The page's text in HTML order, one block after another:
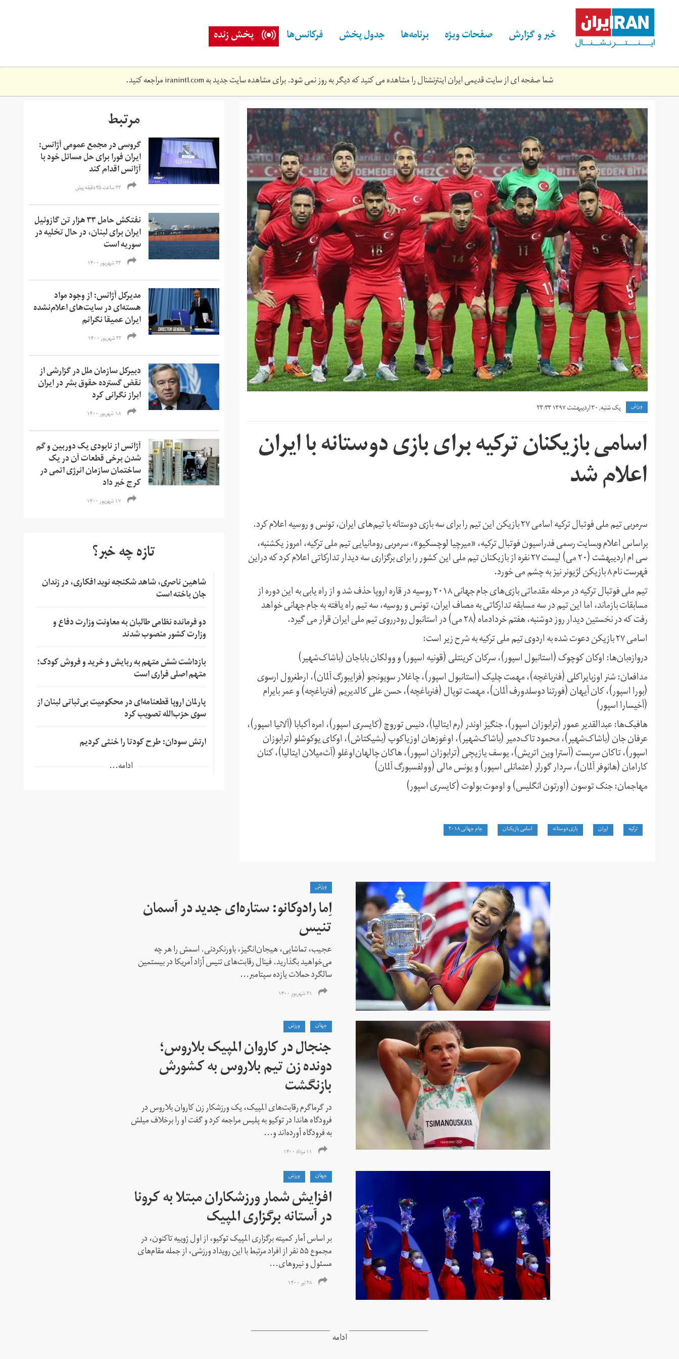
content خبر و گزارش صفحات ویژه برنامه‌ها جدول پخش فرکانس‌ها پخش زنده
شما صفحه ای از سایت قدیمی ایران اینترنشنال را مشاهده می کنید که دیگر به روز نمی شود. برای مشاهده سایت جدید بهiranintl.comمراجعه کنید.
thumbs_b_c_b1570c9450f547c2ea1dbd77ad6177a8.jpg
ورزش یک شنبه, ۳۰ اردیبهشت ۱۳۹۷ ۲۳:۳۳
اسامی بازیکنان ترکیه برای بازی دوستانه با ایران
اعلام شد
سرمربی تیم ملی فوتبال ترکیه اسامی ۲۷ بازیکن این تیم را برای سه بازی دوستانه با تیم‌های ایران، تونس و روسیه اعلام کرد.
براساس اعلام وبسایت رسمی فدراسیون فوتبال ترکیه، «میرچیا لوچسکیو»، سرمربی رومانیایی تیم ملی ترکیه، امروز یکشنبه،
سی ام اردیبهشت (۲۰ می) لیست ۲۷ نفره از بازیکنان تیم ملی این کشور را برای برگزاری سه دیدار تدارکاتی اعلام کرد که دراین
فهرست نام ۸ بازیکن لژیونر نیز به چشم می خورد.
تیم ملی فوتبال ترکیه در مرحله مقدماتی بازی‌های جام جهانی ۲۰۱۸ روسیه در قاره اروپا حذف شد و از راه یابی به این دوره از
مسابقات بازماند، اما این تیم در سه مسابقه تدارکاتی به مصاف ایران، تونس و روسیه، سه تیم راه یافته به جام جهانی خواهد
رفت که در نخستین دیدار روز دوشنبه، هفتم خردادماه (۲۸ می) در استانبول رودرروی تیم ملی ایران قرار می گیرد.
اسامی ۲۷ بازیکن دعوت شده به اردوی تیم ملی ترکیه به شرح زیر است:
دروازه‌بان‌ها: اوکان کوچوک (استانبول اسپور)، سرکان کرینتلی (قونیه اسپور) و وولکان باباجان (باشاک‌شهیر)
مدافعان: شنر اوزبایراکلی (فنرباغچه)، مهمت چلیک (استانبول اسپور)، چاغلار سویونجو (فرایبورگ آلمان)، ارطغرول ارسوی
(بورا اسپور)، کان آیهان (فورتنا دوسلدورف آلمان)، مهمت توپال (فنرباغچه)، حسن علی کالدیریم (فنرباغچه) و عمر بایرام
(آخیسارا اسپور)
هافبک‌ها: عبدالقدیر عمور (ترابوزان اسپور)، جنگیز اوندر (رم ایتالیا)، دنیس توروچ (کایسری اسپور)، امره آکبابا (آلانیا اسپور)،
عرفان جان (باشاک‌شهیر)، محمود تاک‌دمیر (باشاک‌شهیر)، اوغوزهان اوزیاکوپ (بشیکتاش)، اوکای یوکوشلو (ترابوزان
اسپور)، تاکان سربست (آسترا وین اتریش)، یوسف یازیچی (ترابوزان اسپور)، هاکان چالهان‌اوغلو (آث‌میلان ایتالیا)، کنان
کارامان (هانوفر آلمان)، سردار گورلر (عثمانلی اسپور) و یونس مالی (وولفسبورگ آلمان)
مهاجمان: جنک توسون (اورتون انگلیس) و اوموت بولوت (کایسری اسپور)
ترکیه ایران بازی دوستانه اسامی بازیکنان جام جهانی ۲۰۱۸
مرتبط
گروسی در مجمع عمومی آژانس:
ایران فورا برای حل مسائل خود با
آژانس اقدام کند
۲۳ ساعت ۴۵ دقیقه پیش
نفتکش حامل ۳۳ هزار تن گازوئیل
ایران برای لبنان، در حال تخلیه در
سوریه است
۲۳ شهریور ۱۴۰۰
مدیرکل آژانس: از وجود مواد
هسته‌ای در سایت‌های اعلام‌نشده
ایران عمیقا نگرانم
۲۲ شهریور ۱۴۰۰
دبیرکل سازمان ملل در گزارشی از
نقض گسترده حقوق بشر در ایران
ابراز نگرانی کرد
۱۸ شهریور ۱۴۰۰
آژانس از نابودی یک دوربین و گم
شدن برخی قطعات آن در یک
ساختمان سازمان انرژی اتمی در
کرج خبر داد
۱۷ شهریور ۱۴۰۰
تازه چه خبر؟
شاهین ناصری، شاهد شکنجه نوید افکاری، در زندان
جان باخته است
دو فرمانده نظامی طالبان به معاونت وزارت دفاع و
وزارت کشور منصوب شدند
بازداشت شش متهم به ربایش و خرید و فروش کودک؛
متهم اصلی فراری است
پارلمان اروپا قطعنامه‌ای در محکومیت بی‌ثباتی لبنان از
سوی حزب‌الله تصویب کرد
ارتش سودان: طرح کودتا را خنثی کردیم
ادامه...
ورزش
اِما رادوکانو: ستاره‌ای جدید در آسمان
تنیس
عجیب، تماشایی، هیجان‌انگیز، باورنکردنی. اسمش را هر چه
می‌خواهید بگذارید. فینال رقابت‌های تنیس آزاد آمریکا در بیستمین
سالگرد حملات یازده سپتامبر...
۲۱ شهریور ۱۴۰۰
جهان ورزش
جنجال در کاروان المپیک بلاروس؛
دونده زن تیم بلاروس به کشورش
بازنگشت
در گرماگرم رقابت‌های المپیک، یک ورزشکار زن کاروان بلاروس در
فرودگاه هاندا در توکیو به پلیس مراجعه کرد و گفت او را برخلاف میلش
به فرودگاه آورده‌اند و...
۱۱ مرداد ۱۴۰۰
جهان
ورزش
افزایش شمار ورزشکاران مبتلا به کرونا
در آستانه برگزاری المپیک
بر اساس آمار کمیته برگزاری المپیک توکیو، از اول ژوییه تاکنون، در
مجموع ۵۵ نفر از افراد مرتبط با این رویداد ورزشی، از جمله مقام‌های
مسئول و نیروهای...
۲۸ تیر ۱۴۰۰
ادامه